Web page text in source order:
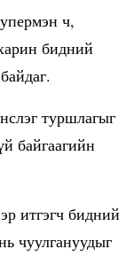
ч,
бидний
туршлагыг
байгаагийн
итгэгч бидний
чуулгануудыг